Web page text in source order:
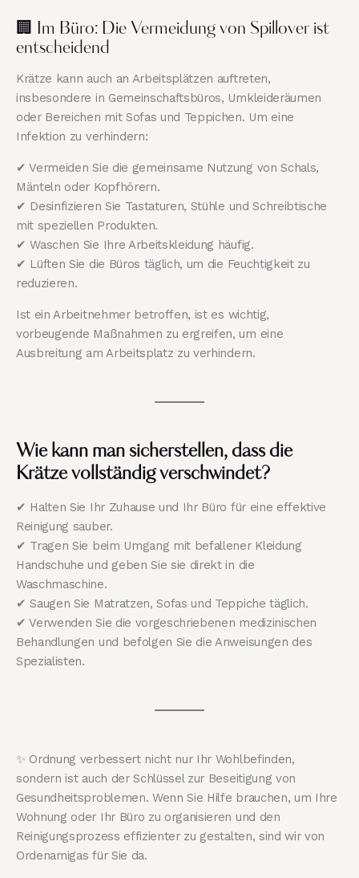
🏢 Im Büro: Die Vermeidung von Spillover ist
entscheidend
Krätze kann auch an Arbeitsplätzen auftreten,
insbesondere in Gemeinschaftsbüros, Umkleideräumen
oder Bereichen mit Sofas und Teppichen. Um eine
Infektion zu verhindern:
✔ Vermeiden Sie die gemeinsame Nutzung von Schals,
Mänteln oder Kopfhörern.
✔ Desinfizieren Sie Tastaturen, Stühle und Schreibtische
mit speziellen Produkten.
✔ Waschen Sie Ihre Arbeitskleidung häufig.
✔ Lüften Sie die Büros täglich, um die Feuchtigkeit zu
reduzieren.
Ist ein Arbeitnehmer betroffen, ist es wichtig,
vorbeugende Maßnahmen zu ergreifen, um eine
Ausbreitung am Arbeitsplatz zu verhindern.
Wie kann man sicherstellen, dass die
Krätze vollständig verschwindet?
✔ Halten Sie Ihr Zuhause und Ihr Büro für eine effektive
Reinigung sauber.
✔ Tragen Sie beim Umgang mit befallener Kleidung
Handschuhe und geben Sie sie direkt in die
Waschmaschine.
✔ Saugen Sie Matratzen, Sofas und Teppiche täglich.
✔ Verwenden Sie die vorgeschriebenen medizinischen
Behandlungen und befolgen Sie die Anweisungen des
Spezialisten.
✨ Ordnung verbessert nicht nur Ihr Wohlbefinden,
sondern ist auch der Schlüssel zur Beseitigung von
Gesundheitsproblemen. Wenn Sie Hilfe brauchen, um Ihre
Wohnung oder Ihr Büro zu organisieren und den
Reinigungsprozess effizienter zu gestalten, sind wir von
Ordenamigas für Sie da.